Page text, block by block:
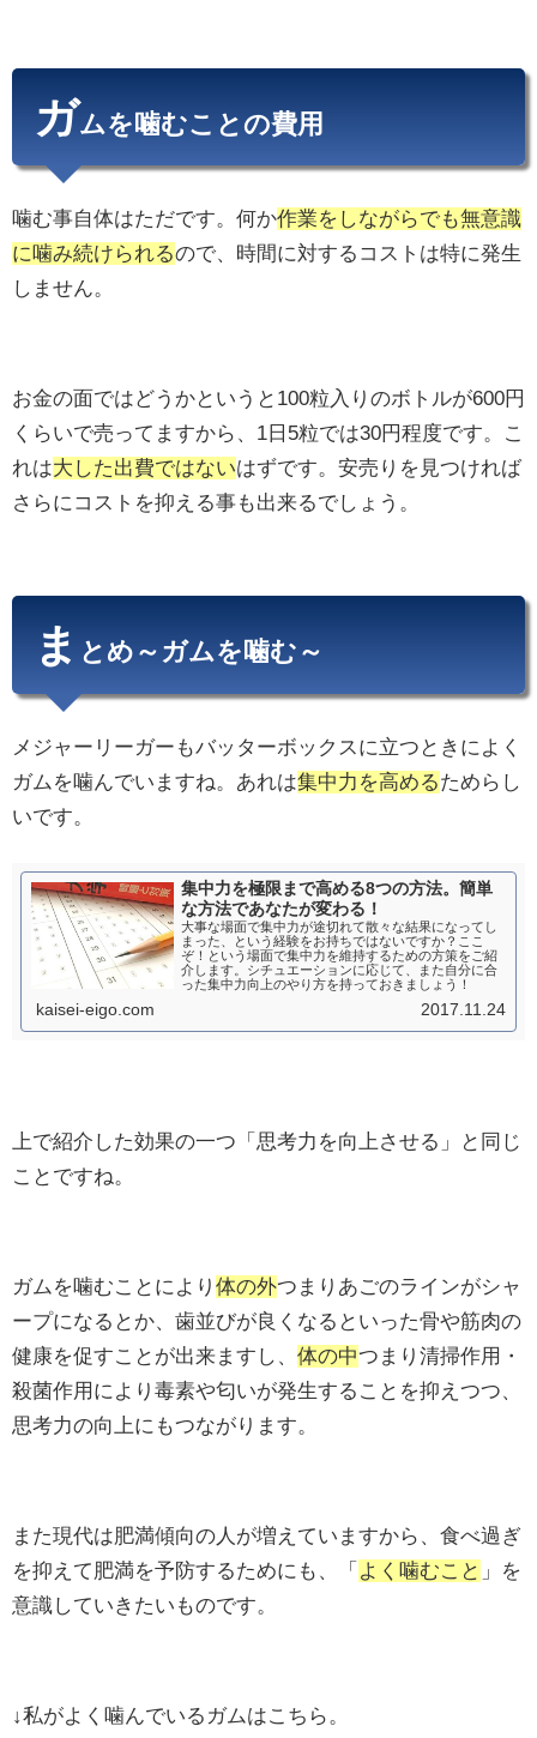
ガムを噛むことの費用
噛む事自体はただです。何か作業をしながらでも無意識
に噛み続けられるので、時間に対するコストは特に発生
しません。
お金の面ではどうかというと100粒入りのボトルが600円
くらいで売ってますから、1日5粒では30円程度です。こ
れは大した出費ではないはずです。安売りを見つければ
さらにコストを抑える事も出来るでしょう。
ま とめ～ガムを噛む～
メジャーリーガーもバッターボックスに立つときによく
ガムを噛んでいますね。あれは集中力を高めるためらし
いです。
集中力を極限まで高める8つの方法。簡単
な方法であなたが変わる！
大事な場面で集中力が途切れて散々な結果になってし
まった、という経験をお持ちではないですか？ここ
ぞ！という場面で集中力を維持するための方策をご紹
介します。シチュエーションに応じて、また自分に合
った集中力向上のやり方を持っておきましょう！
kaisei-eigo.com 2017.11.24
上で紹介した効果の一つ「思考力を向上させる」と同じ
ことですね。
ガムを噛むことにより 体の外つまりあごのラインがシャ
ープになるとか、歯並びが良くなるといった骨や筋肉の
健康を促すことが出来ますし、 体の中つまり清掃作用・
殺菌作用により毒素や匂いが発生することを抑えつつ、
思考力の向上にもつながります。
また現代は肥満傾向の人が増えていますから、食べ過ぎ
を抑えて肥満を予防するためにも、「 よく噛むこと 」を
意識していきたいものです。
↓私がよく噛んでいるガムはこちら。